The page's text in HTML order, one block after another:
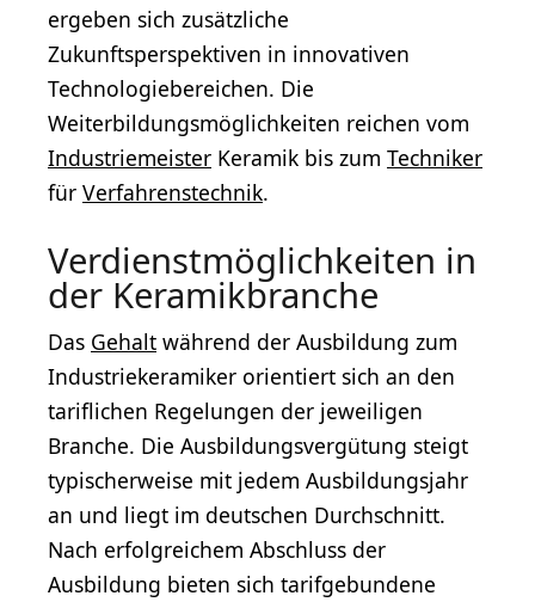
ergeben sich zusätzliche
Zukunftsperspektiven in innovativen
Technologiebereichen. Die
Weiterbildungsmöglichkeiten reichen vom
Industriemeister Keramik bis zum Techniker
für Verfahrenstechnik.
Verdienstmöglichkeiten in
der Keramikbranche
Das Gehalt während der Ausbildung zum
Industriekeramiker orientiert sich an den
tariflichen Regelungen der jeweiligen
Branche. Die Ausbildungsvergütung steigt
typischerweise mit jedem Ausbildungsjahr
an und liegt im deutschen Durchschnitt.
Nach erfolgreichem Abschluss der
Ausbildung bieten sich tarifgebundene